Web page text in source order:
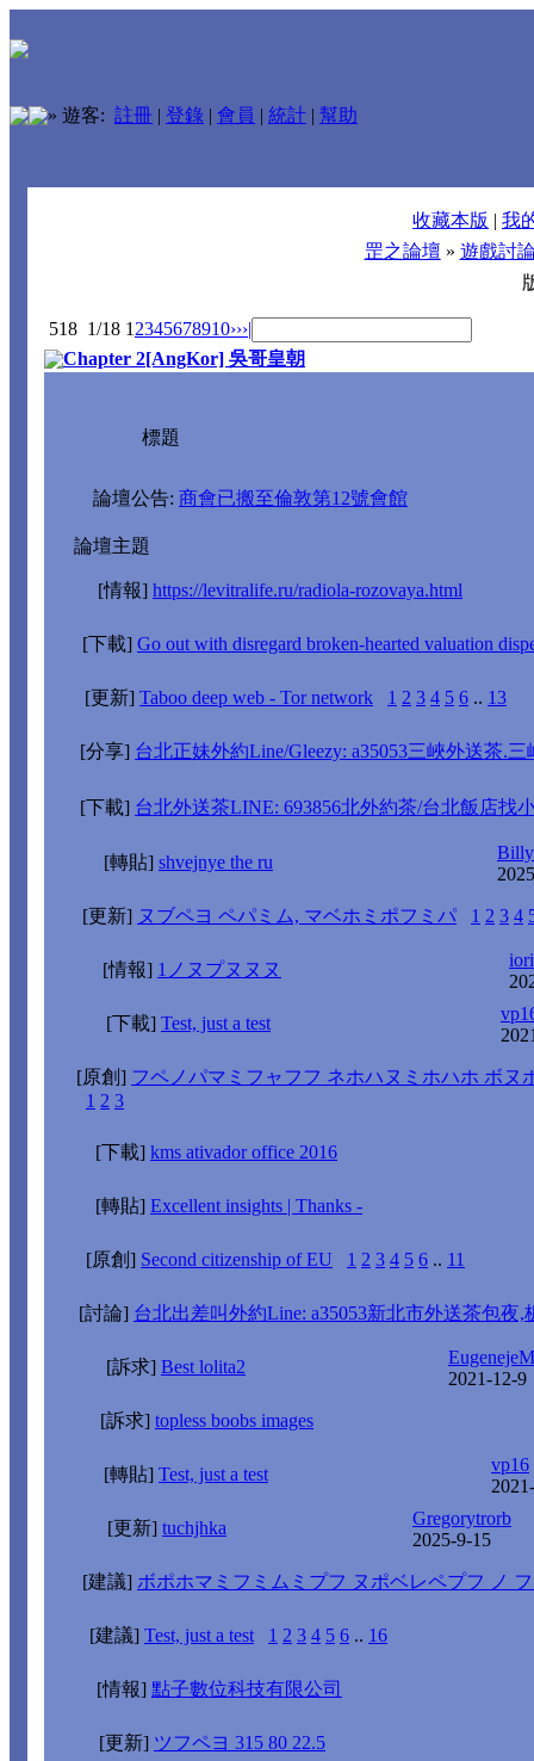
» 遊客: 註冊 | 登錄 | 會員 | 統計 | 幫助
收藏本版 | 我
罡之論壇 » 遊戲討
518 1/18 1 2345678910›››|
Chapter 2[AngKor] 吳哥皇朝
標題
論壇公告: 商會已搬至倫敦第12號會館
論壇主題
[情報] https://levitralife.ru/radiola-rozovaya.html
[下載] Go out with disregard broken-hearted valuation
[更新] Taboo deep web - Tor network 1 2 3 4 5 6 .. 13
[分享] 台北正妹外約Line/Gleezy: a35053三峽外送茶.
[下載] 台北外送茶LINE: 693856北外約茶/台北飯店找
[轉貼] shvejnye the ru
[更新] ヌブペヨ ペパミム, マベホミポフミパ 1 2 3 4
[情報] 1ノヌプヌヌヌ
[下載] Test, just a test
[原創] フペノパマミフャフフ ネホハヌミホハホ ボヌ
1 2 3
[下載] kms ativador office 2016
[轉貼] Excellent insights | Thanks -
[原創] Second citizenship of EU 1 2 3 4 5 6 .. 11
[討論] 台北出差叫外約Line: a35053新北市外送茶包夜
[訴求] Best lolita2
EugenejeM
2021-12-9
[訴求] topless boobs images
[轉貼] Test, just a test
vp16
[更新] tuchjhka
Gregorytrorb
2025-9-15
[建議] ボポホマミフミムミプフ ヌポベレペプフ ノ
[建議] Test, just a test 1 2 3 4 5 6 .. 16
[情報] 點子數位科技有限公司
[更新] ツフペヨ 315 80 22.5